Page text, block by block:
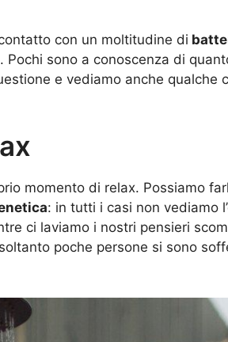
con un moltitudine di
. Pochi sono a conoscenza di
e vediamo anche qualche
momento di relax. Possiamo
: in tutti i casi non vediamo
ci laviamo i nostri pensieri
poche persone si sono